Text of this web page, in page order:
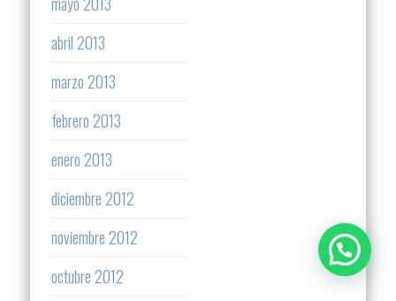
abril 2013
marzo 2013
febrero 2013
enero 2013
diciembre 2012
noviembre 2012
octubre 2012